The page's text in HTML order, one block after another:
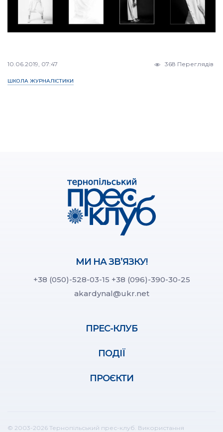
10.06.2019, 07:47 368 Переглядів
ШКОЛА ЖУРНАЛІСТИКИ
МИ НА ЗВ’ЯЗКУ!
+38 (050)-528-03-15 +38 (096)-390-30-25
akardynal@ukr.net
ПРЕС-КЛУБ
ПОДІЇ
ПРОЄКТИ
© 2003-2026 Тернопільський прес-клуб. Використання